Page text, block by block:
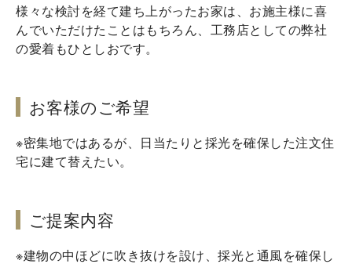
様々な検討を経て建ち上がったお家は、お施主様に喜
んでいただけたことはもちろん、工務店としての弊社
の愛着もひとしおです。
お客様のご希望
※密集地ではあるが、日当たりと採光を確保した注文住
宅に建て替えたい。
ご提案内容
※建物の中ほどに吹き抜けを設け、採光と通風を確保し